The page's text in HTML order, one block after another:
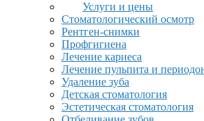
Услуги и цены
Стоматологический осмотр
Рентген-снимки
Профгигиена
Лечение кариеса
Лечение пульпита и
Удаление зуба
Детская стоматология
Эстетическая стоматология